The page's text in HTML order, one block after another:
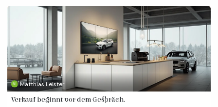
Matthias Leister
Verkauf beginnt vor dem Gespräch.